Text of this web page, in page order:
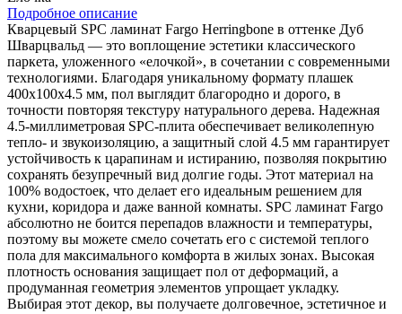
Подробное описание
Кварцевый SPC ламинат Fargo Herringbone в оттенке Дуб
Шварцвальд — это воплощение эстетики классического
паркета, уложенного «елочкой», в сочетании с современными
технологиями. Благодаря уникальному формату плашек
400х100х4.5 мм, пол выглядит благородно и дорого, в
точности повторяя текстуру натурального дерева. Надежная
4.5-миллиметровая SPC-плита обеспечивает великолепную
тепло- и звукоизоляцию, а защитный слой 4.5 мм гарантирует
устойчивость к царапинам и истиранию, позволяя покрытию
сохранять безупречный вид долгие годы. Этот материал на
100% водостоек, что делает его идеальным решением для
кухни, коридора и даже ванной комнаты. SPC ламинат Fargo
абсолютно не боится перепадов влажности и температуры,
поэтому вы можете смело сочетать его с системой теплого
пола для максимального комфорта в жилых зонах. Высокая
плотность основания защищает пол от деформаций, а
продуманная геометрия элементов упрощает укладку.
Выбирая этот декор, вы получаете долговечное, эстетичное и